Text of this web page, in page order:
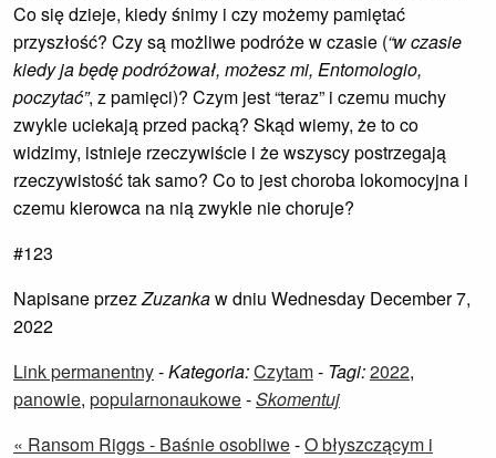
Co się dzieje, kiedy śnimy i czy możemy pamiętać
przyszłość? Czy są możliwe podróże w czasie (“w czasie
kiedy ja będę podróżował, możesz mi, Entomologio,
poczytać”, z pamięci)? Czym jest “teraz” i czemu muchy
zwykle uciekają przed packą? Skąd wiemy, że to co
widzimy, istnieje rzeczywiście i że wszyscy postrzegają
rzeczywistość tak samo? Co to jest choroba lokomocyjna i
czemu kierowca na nią zwykle nie choruje?
#123
Napisane przezZuzankaw dniu Wednesday December 7,
2022
Link permanentny-Kategoria:Czytam- Tagi:2022,
panowie, popularnonaukowe-Skomentuj
« Ransom Riggs - Baśnie osobliwe-O błyszczącym i